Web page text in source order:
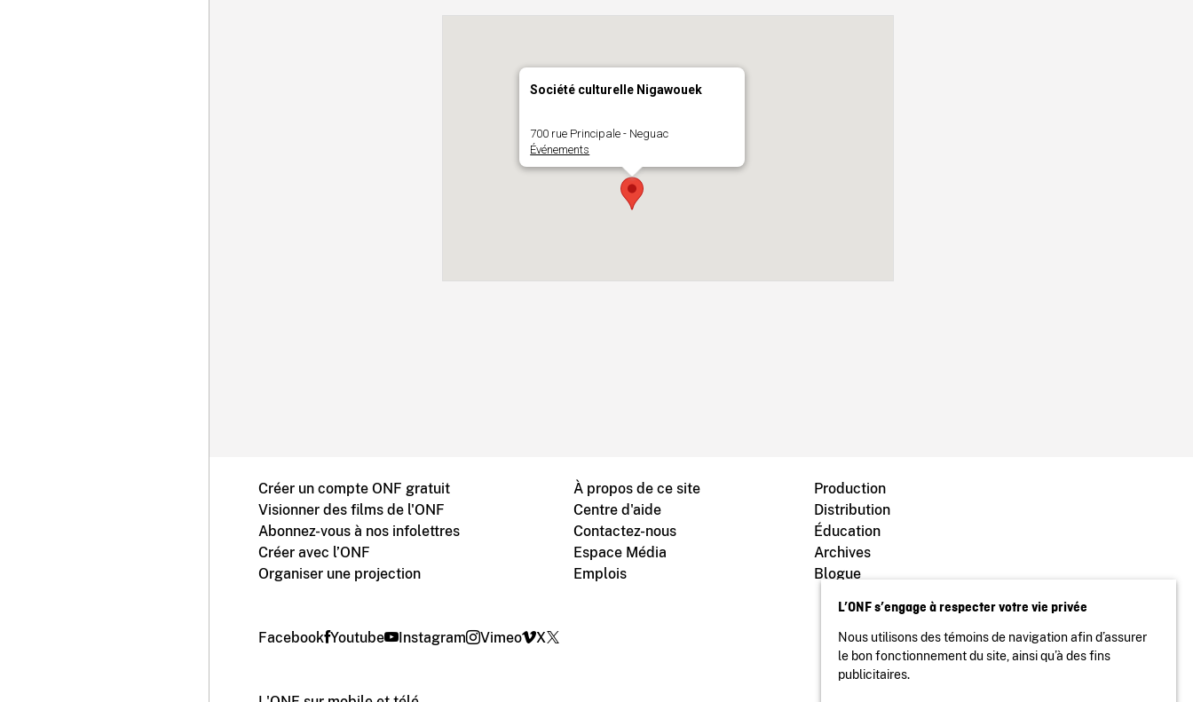
Société culturelle Nigawouek
700 rue Principale - Neguac
Événements
Créer un compte ONF gratuit
Visionner des films de l'ONF
Abonnez-vous à nos infolettres
Créer avec l’ONF
Organiser une projection
À propos de ce site
Centre d'aide
Contactez-nous
Espace Média
Emplois
Production
Distribution
Éducation
Archives
Blogue
Facebook Youtube Instagram Vimeo X
L’ONF s’engage à respecter votre vie privée
Nous utilisons des témoins de navigation afin d’assurer
le bon fonctionnement du site, ainsi qu’à des fins
publicitaires.